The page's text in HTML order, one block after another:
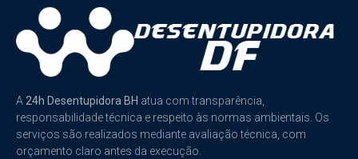
A24h Desentupidora BH atua com transparência,
responsabilidade técnica e respeito às normas ambientais. Os
serviços são realizados mediante avaliação técnica, com
orçamento claro antes da execução.